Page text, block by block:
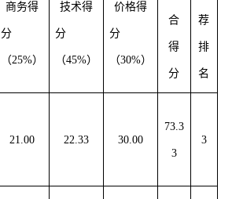
商务得
分
（25%）
技术得
分
（45%）
价格得
分
（30%）
合
得
分
荐
排
名
21.00 22.33 30.00
73.3
3
3